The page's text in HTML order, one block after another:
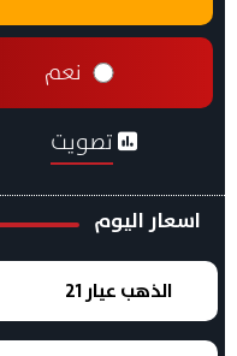
نعم
تصويت
اسعار اليوم
الذهب عيار 21